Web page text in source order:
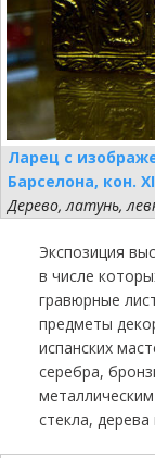
Ларец с
Барселона, кон.
Дерево, латунь,
Экспозиция
в числе
гравюрные
предметы
испанских
серебра,
стекла, дерева